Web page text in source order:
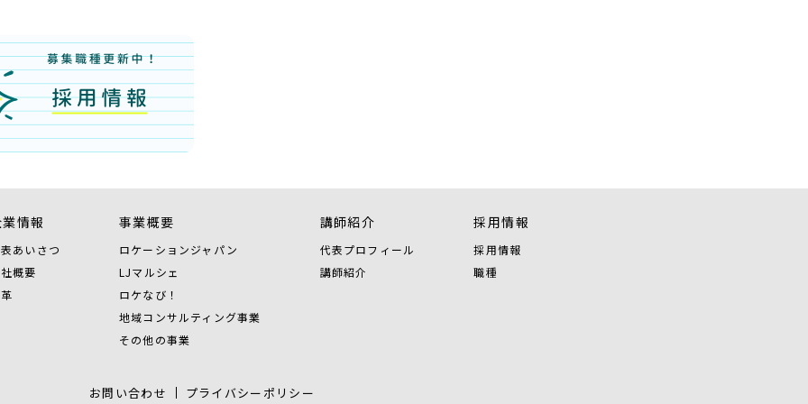
情報
あいさつ
概要
事業概要
ロケーションジャパン
LJマルシェ
ロケなび！
地域コンサルティング事業
その他の事業
講師紹介
代表プロフィール
講師紹介
採用情報
採用情報
職種
お問い合わせ プライバシーポリシー